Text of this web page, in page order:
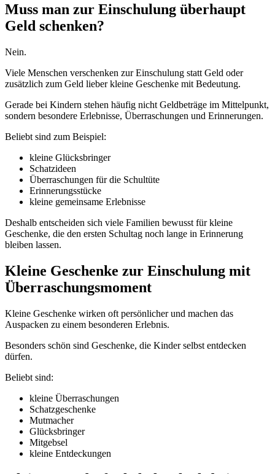
Muss man zur Einschulung überhaupt
Geld schenken?
Nein.
Viele Menschen verschenken zur Einschulung statt Geld oder
zusätzlich zum Geld lieber kleine Geschenke mit Bedeutung.
Gerade bei Kindern stehen häufig nicht Geldbeträge im Mittelpunkt,
sondern besondere Erlebnisse, Überraschungen und Erinnerungen.
Beliebt sind zum Beispiel:
kleine Glücksbringer
Schatzideen
Überraschungen für die Schultüte
Erinnerungsstücke
kleine gemeinsame Erlebnisse
Deshalb entscheiden sich viele Familien bewusst für kleine
Geschenke, die den ersten Schultag noch lange in Erinnerung
bleiben lassen.
Kleine Geschenke zur Einschulung mit
Überraschungsmoment
Kleine Geschenke wirken oft persönlicher und machen das
Auspacken zu einem besonderen Erlebnis.
Besonders schön sind Geschenke, die Kinder selbst entdecken
dürfen.
Beliebt sind:
kleine Überraschungen
Schatzgeschenke
Mutmacher
Glücksbringer
Mitgebsel
kleine Entdeckungen